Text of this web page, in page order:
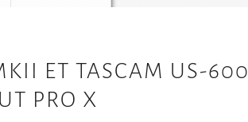
ET TASCAM US-600
PRO X